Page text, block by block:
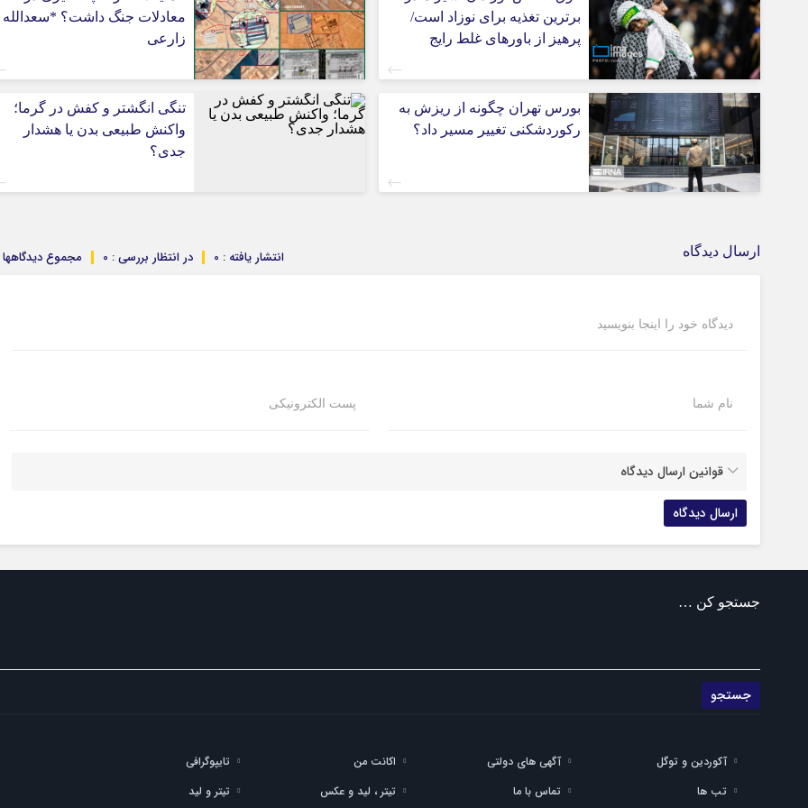
برترین تغذیه برای نوزاد است/
پرهیز از باورهای غلط رایج
معادلات جنگ داشت؟ *سعدالله
زارعی
بورس تهران چگونه از ریزش به
رکوردشکنی تغییر مسیر داد؟
تنگی انگشتر و کفش در گرما؛
واکنش طبیعی بدن یا هشدار
جدی؟
ارسال دیدگاه مجموع دیدگاهها در انتظار بررسی : 0 انتشار یافته : 0
دیدگاه خود را اینجا بنویسید
نام شما پست الکترونیکی
قوانین ارسال دیدگاه
جستجو کن …
آکوردین و توگل آگهی های دولتی اکانت من
تایپوگرافی
تب ها
تماس با ما تیتر ، لید و عکس تیتر و لید